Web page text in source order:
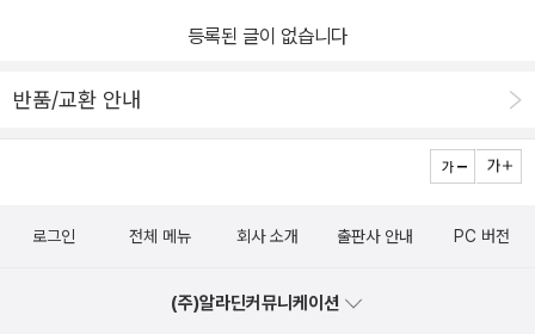
연연하지 않게 되었다고 합니다. 이 책을 펴내면서 작가는 이렇게 말
했습니다. 나는 몇 시간이고 방안에 틀어박혀 록밴드 로고와 만화를
음악 소리 좀 줄이라고 아래층에서 외치는 엄마의 고함 소리에도 꽤
익숙했지요. 나에게는 친구가 별로 없었어요. 사람들은 내가 어딘가
꼭 안고 토닥여 줄 수 있게 되었어요. 나는 그 아이에게 남들과 달라도
등록된 글이 없습니다
반품/교환 안내
로그인 전체 메뉴 회사 소개 출판사 안내 PC 버전
(주)알라딘커뮤니케이션